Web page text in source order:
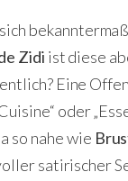
Zidi ist diese
Eine
oder
so nahe wie
satirischer